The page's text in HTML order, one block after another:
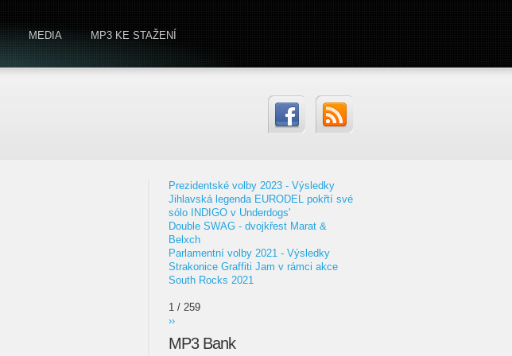
MEDIA MP3 KE STAŽENÍ
Prezidentské volby 2023 - Výsledky
Jihlavská legenda EURODEL pokřtí své
sólo INDIGO v Underdogs'
Double SWAG - dvojkřest Marat &
Belxch
Parlamentní volby 2021 - Výsledky
Strakonice Graffiti Jam v rámci akce
South Rocks 2021
1 / 259
››
MP3 Bank